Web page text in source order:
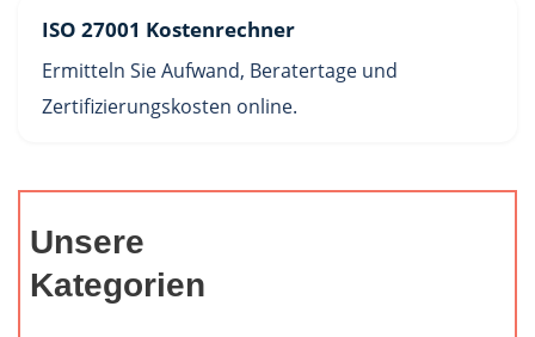
ISO 27001 Kostenrechner
Ermitteln Sie Aufwand, Beratertage und
Zertifizierungskosten online.
Unsere
Kategorien